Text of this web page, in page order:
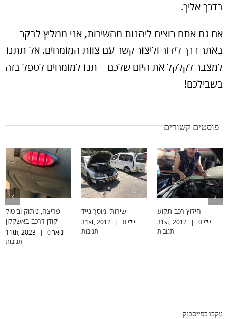
בדרך אליך.
אם גם אתם רוצים ליהנות מהשירות, אני ממליץ לבקר
באתרדרך לידור וליצור קשר עם צוות המומחים. אל תתנו
למצבר לקלקל את היום שלכם – תנו למומחים לטפל בזה
בשבילכם!
פוסטים קשורים
פריצה, ניתוק וביטול
קודן לרכב באשקלון
ינואר 11th, 2023 |
0
תגובות
שירותי מוסך נייד
יולי 31st, 2012 |
0
תגובות
חילוץ רכב תקוע
יולי 31st, 2012 |
0
תגובות
עקבו בפייסבוק